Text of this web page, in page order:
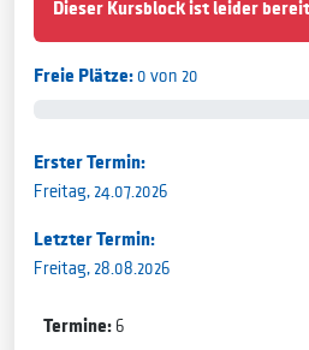
Dieser Kursblock ist leider
Freie Plätze:0 von 20
Erster Termin:
Freitag, 24.07.2026
Letzter Termin:
Freitag, 28.08.2026
Termine: 6